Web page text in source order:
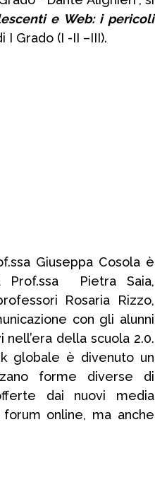
e Web: i pericoli
I Grado (I -II –III).
Giuseppa Cosola è
Prof.ssa Pietra Saia,
Rosaria Rizzo,
con gli alunni
della scuola 2.0.
globale è divenuto un
forme diverse di
dai nuovi media
online, ma anche